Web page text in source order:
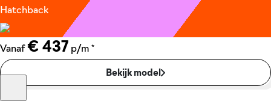
Hatchback
Vanaf € 437 p/m *
Bekijk model